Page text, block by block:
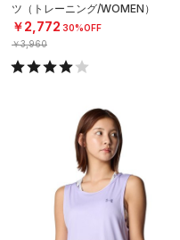
ツ（トレーニング/WOMEN）
￥2,772 30%OFF
￥3,960